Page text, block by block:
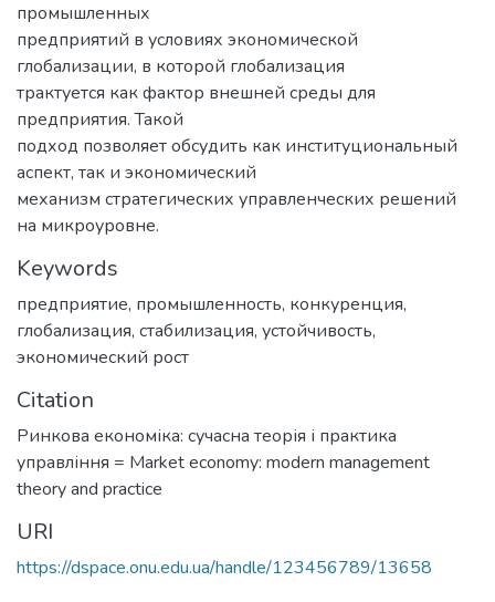
промышленных
предприятий в условиях экономической
глобализации, в которой глобализация
трактуется как фактор внешней среды для
предприятия. Такой
подход позволяет обсудить как институциональный
аспект, так и экономический
механизм стратегических управленческих решений
на микроуровне.
Keywords
предприятие, промышленность, конкуренция,
глобализация, стабилизация, устойчивость,
экономический рост
Citation
Ринкова економіка: сучасна теорія і практика
управління = Market economy: modern management
theory and practice
URI
https://dspace.onu.edu.ua/handle/123456789/13658